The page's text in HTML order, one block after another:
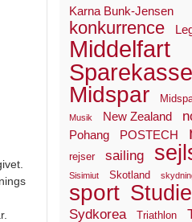
Karna Bunk-Jensen
konkurrence
Middelfart
Sparekasse
Midspar
Musik New Zealand
Pohang POSTECH
rejser sailing
Sisimiut Skotland
sport
Sydkorea Triathlon